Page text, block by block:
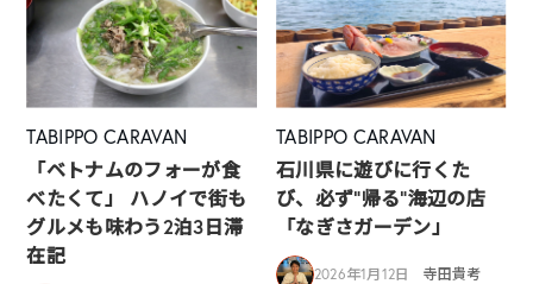
TABIPPO CARAVAN
「ベトナムのフォーが食
べたくて」 ハノイで街も
グルメも味わう2泊3日滞
在記
TABIPPO CARAVAN
石川県に遊びに行くた
び、必ず”帰る”海辺の店
「なぎさガーデン」
2026年1月12日 寺田貴考